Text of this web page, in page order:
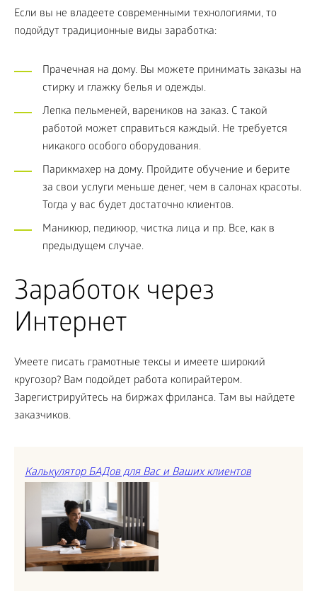
Если вы не владеете современными технологиями, то
подойдут традиционные виды заработка:
Прачечная на дому. Вы можете принимать заказы на
стирку и глажку белья и одежды.
Лепка пельменей, вареников на заказ. С такой
работой может справиться каждый. Не требуется
никакого особого оборудования.
Парикмахер на дому. Пройдите обучение и берите
за свои услуги меньше денег, чем в салонах красоты.
Тогда у вас будет достаточно клиентов.
Маникюр, педикюр, чистка лица и пр. Все, как в
предыдущем случае.
Заработок через
Интернет
Умеете писать грамотные тексы и имеете широкий
кругозор? Вам подойдет работа копирайтером.
Зарегистрируйтесь на биржах фриланса. Там вы найдете
заказчиков.
Калькулятор БАДов для Вас и Ваших клиентов